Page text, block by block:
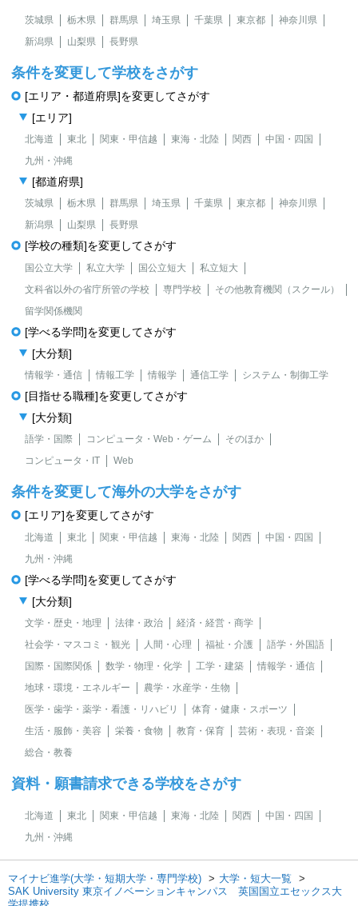
茨城県 栃木県 群馬県 埼玉県 千葉県 東京都
神奈川県
新潟県
山梨県 長野県
条件を変更して学校をさがす
[エリア・都道府県]を変更してさがす
[エリア]
北海道 東北 関東・甲信越 東海・北陸 関西
中国・四国
九州・沖縄
[都道府県]
茨城県 栃木県 群馬県 埼玉県 千葉県 東京都
神奈川県
新潟県
山梨県 長野県
[学校の種類]を変更してさがす
国公立大学 私立大学 国公立短大
私立短大
文科省以外の省庁所管の学校
専門学校
その他教育機関（スクール）
留学関係機関
[学べる学問]を変更してさがす
[大分類]
情報学・通信 情報工学 情報学 通信工学 システム・制御工学
[目指せる職種]を変更してさがす
[大分類]
語学・国際 コンピュータ・Web・ゲーム
そのほか
コンピュータ・IT
Web
条件を変更して海外の大学をさがす
[エリア]を変更してさがす
北海道 東北 関東・甲信越 東海・北陸 関西
中国・四国
九州・沖縄
[学べる学問]を変更してさがす
[大分類]
文学・歴史・地理 法律・政治
経済・経営・商学
社会学・マスコミ・観光
人間・心理 福祉・介護
語学・外国語
国際・国際関係
数学・物理・化学 工学・建築
情報学・通信
地球・環境・エネルギー
農学・水産学・生物
医学・歯学・薬学・看護・リハビリ
体育・健康・スポーツ
生活・服飾・美容
栄養・食物 教育・保育
芸術・表現・音楽
総合・教養
資料・願書請求できる学校をさがす
北海道 東北 関東・甲信越 東海・北陸 関西
中国・四国
九州・沖縄
マイナビ進学(大学・短期大学・専門学校)
大学・短大一覧
SAK University 東京イノベーションキャンパス 英国国立エセックス大